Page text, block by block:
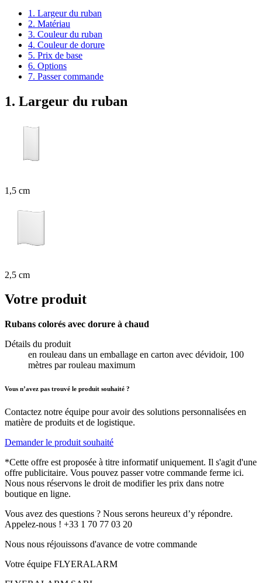
1. Largeur du ruban
2. Matériau
3. Couleur du ruban
4. Couleur de dorure
5. Prix de base
6. Options
7. Passer commande
1. Largeur du ruban
1,5 cm
2,5 cm
Votre produit
Rubans colorés avec dorure à chaud
Détails du produit
en rouleau dans un emballage en carton avec dévidoir, 100
mètres par rouleau maximum
Vous n’avez pas trouvé le produit souhaité ?
Contactez notre équipe pour avoir des solutions personnalisées en
matière de produits et de logistique.
Demander le produit souhaité
*Cette offre est proposée à titre informatif uniquement. Il s'agit d'une
offre publicitaire. Vous pouvez passer votre commande ferme ici.
Nous nous réservons le droit de modifier les prix dans notre
boutique en ligne.
Vous avez des questions ? Nous serons heureux d’y répondre.
Appelez-nous ! +33 1 70 77 03 20
Nous nous réjouissons d'avance de votre commande
Votre équipe FLYERALARM